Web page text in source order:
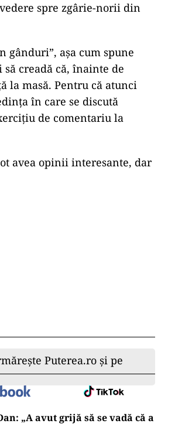
spre zgârie-norii din
gânduri”, așa cum spune
creadă că, înainte de
la masă. Pentru că atunci
în care se discută
de comentariu la
avea opinii interesante, dar
Puterea.ro și pe
„A avut grijă să se vadă că a